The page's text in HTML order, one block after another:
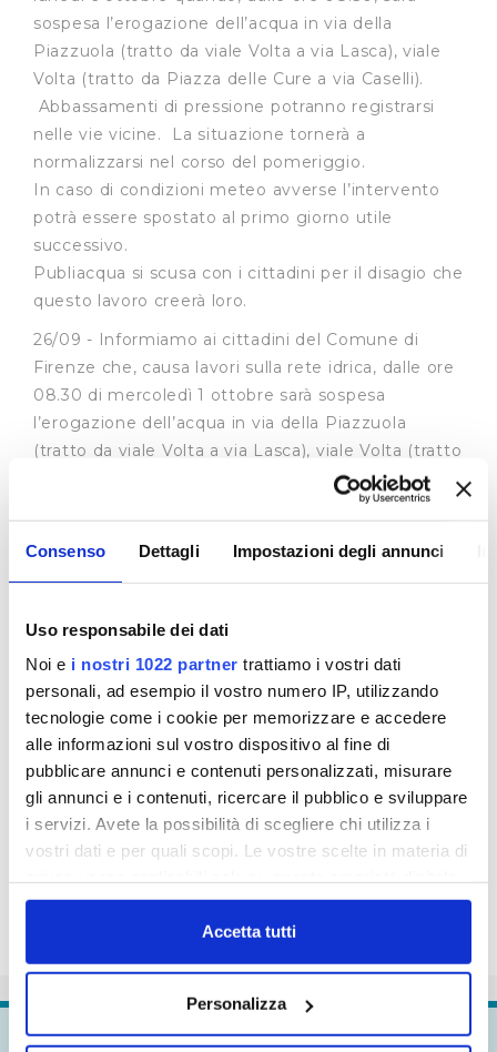
Consenso Dettagli Impostazioni degli annunci
Uso responsabile dei dati
Noi e i nostri 1022 partner trattiamo i vostri dati
personali, ad esempio il vostro numero IP, utilizzando
tecnologie come i cookie per memorizzare e accedere
alle informazioni sul vostro dispositivo al fine di
pubblicare annunci e contenuti personalizzati, misurare
gli annunci e i contenuti, ricercare il pubblico e sviluppare
i servizi. Avete la possibilità di scegliere chi utilizza i
vostri dati e per quali scopi. Le vostre scelte in materia di
in cui avete effettuato le vostre scelte. È possibile
modificare o revocare il proprio consenso in qualsiasi
momento dalla Dichiarazione sui cookie o facendo clic
Con il tuo consenso, vorremmo anche:
Accetta tutti
Personalizza
sospesa l’erogazione dell’acqua in via della
Piazzuola (tratto da viale Volta a via Lasca), viale
Volta (tratto da Piazza delle Cure a via Caselli).
Abbassamenti di pressione potranno registrarsi
nelle vie vicine. La situazione tornerà a
normalizzarsi nel corso del pomeriggio.
In caso di condizioni meteo avverse l’intervento
potrà essere spostato al primo giorno utile
successivo.
Publiacqua si scusa con i cittadini per il disagio che
questo lavoro creerà loro.
26/09 - Informiamo ai cittadini del Comune di
Firenze che, causa lavori sulla rete idrica, dalle ore
08.30 di mercoledì 1 ottobre sarà sospesa
l’erogazione dell’acqua in via della Piazzuola
(tratto da viale Volta a via Lasca), viale Volta (tratto
da Piazza delle Cure a via Caselli). Abbassamenti
di pressione potranno registrarsi nelle vie vicine.
pomeriggio.
In caso di condizioni meteo avverse l’intervento
successivo.
Publiacqua si scusa con i cittadini per il disagio che
questo lavoro creerà loro.